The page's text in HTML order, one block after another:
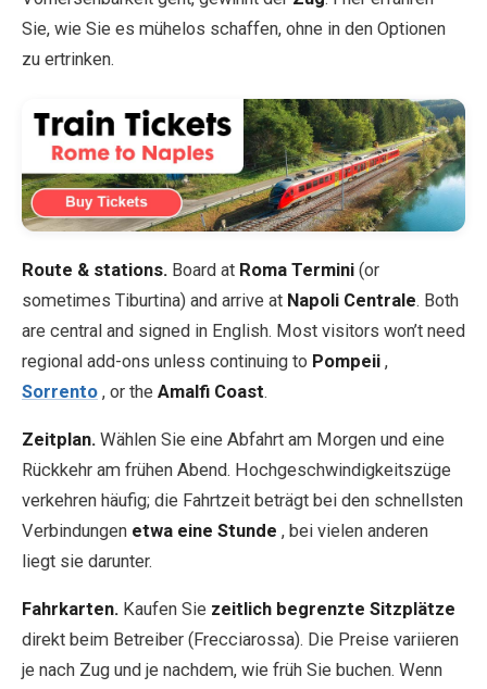
Sie, wie Sie es mühelos schaffen, ohne in den Optionen
zu ertrinken.
Route & stations. Board at Roma Termini (or
sometimes Tiburtina) and arrive at Napoli Centrale. Both
are central and signed in English. Most visitors won’t need
regional add-ons unless continuing to Pompeii ,
Sorrento , or the Amalfi Coast.
Zeitplan. Wählen Sie eine Abfahrt am Morgen und eine
Rückkehr am frühen Abend. Hochgeschwindigkeitszüge
verkehren häufig; die Fahrtzeit beträgt bei den schnellsten
Verbindungen etwa eine Stunde , bei vielen anderen
liegt sie darunter.
Fahrkarten. Kaufen Sie zeitlich begrenzte Sitzplätze
direkt beim Betreiber (Frecciarossa). Die Preise variieren
je nach Zug und je nachdem, wie früh Sie buchen. Wenn